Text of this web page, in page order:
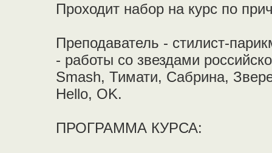
Проходит набор на курс по
Преподаватель - стилист-
- работы со звездами
Smash, Тимати, Сабрина,
Hello, OK.
ПРОГРАММА КУРСА: